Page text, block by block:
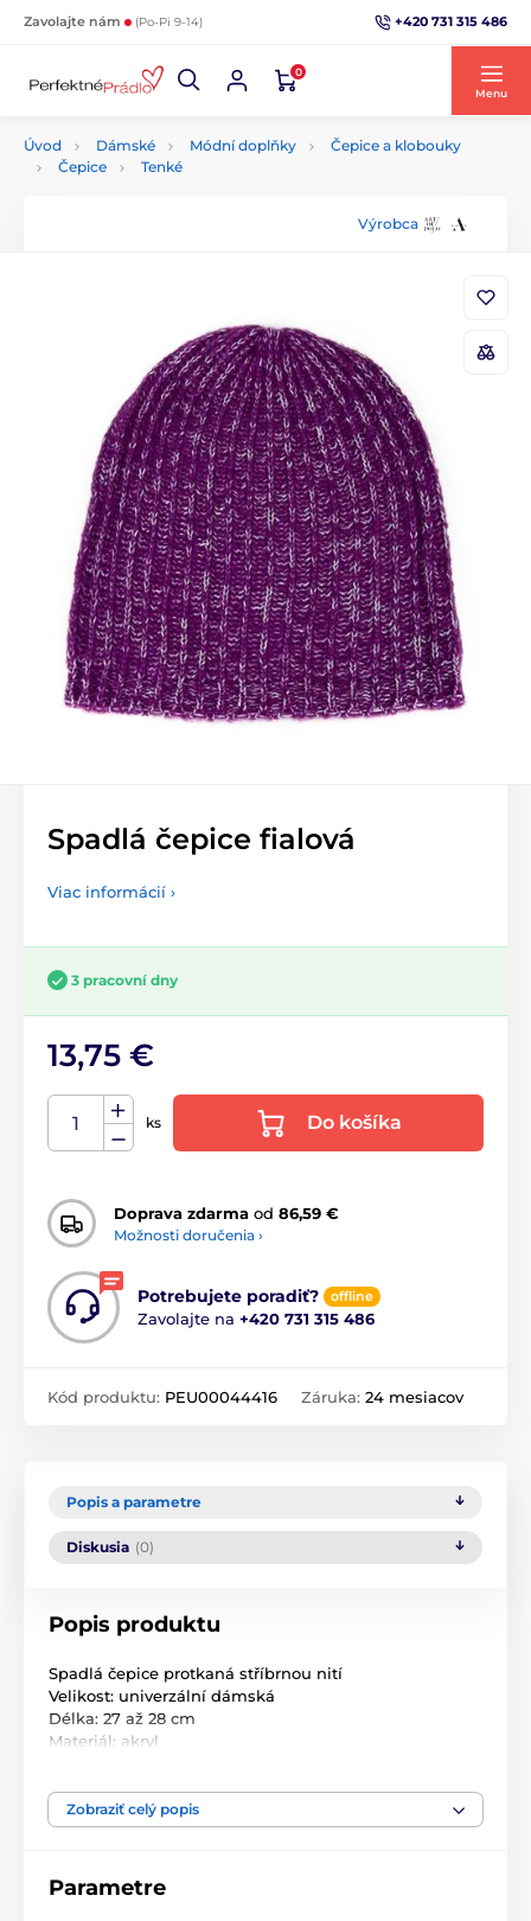
Zavolajte nám (Po-Pi 9-14) +420 731 315 486
0
Menu
Úvod Dámské Módní doplňky
Čepice a klobouky
Čepice
Tenké
Výrobca
Spadlá čepice fialová
Viac informácií ›
3 pracovní dny
13,75 €
ks Do košíka
Doprava zdarma od 86,59 €
Možnosti doručenia ›
Potrebujete poradiť? offline
Zavolajte na +420 731 315 486
Kód produktu: PEU00044416 Záruka: 24 mesiacov
Popis a parametre
Diskusia (0)
Popis produktu
Spadlá čepice protkaná stříbrnou nití
Velikost: univerzální dámská
Délka: 27 až 28 cm
Materiál: akryl
Zobraziť celý popis
Parametre